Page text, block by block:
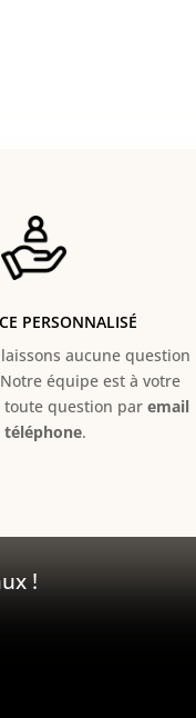
PERSONNALISÉ
aucune question
équipe est à votre
question par email
téléphone.
!